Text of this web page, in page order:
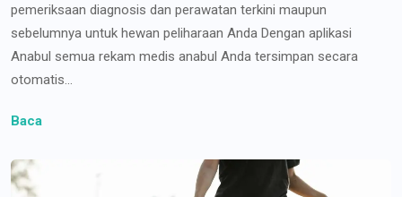
pemeriksaan diagnosis dan perawatan terkini maupun
sebelumnya untuk hewan peliharaan Anda Dengan aplikasi
Anabul semua rekam medis anabul Anda tersimpan secara
otomatis...
Baca